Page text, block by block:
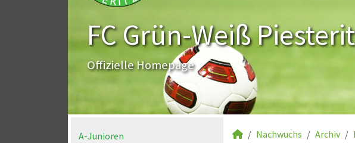
FC Grün-Weiß
Offizielle Homepage
A-Junioren
Nachwuchs Archiv